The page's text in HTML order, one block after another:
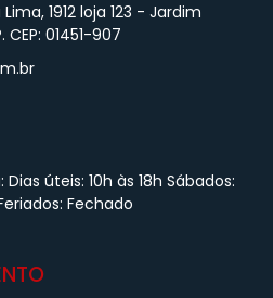
1912 loja 123 - Jardim
01451-907
úteis: 10h às 18h Sábados:
Fechado